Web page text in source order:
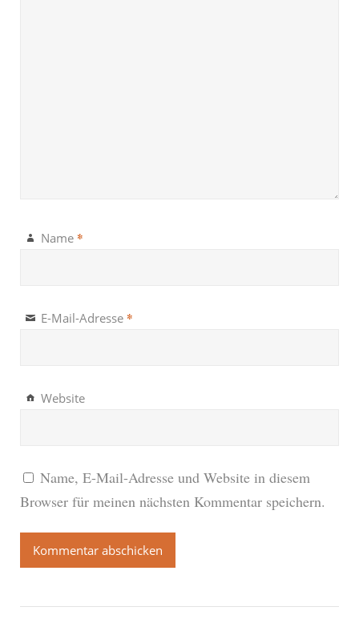
Name *
E-Mail-Adresse *
Website
Name, E-Mail-Adresse und Website in diesem
Browser für meinen nächsten Kommentar speichern.